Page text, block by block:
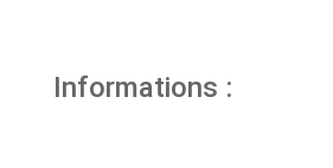
Informations :